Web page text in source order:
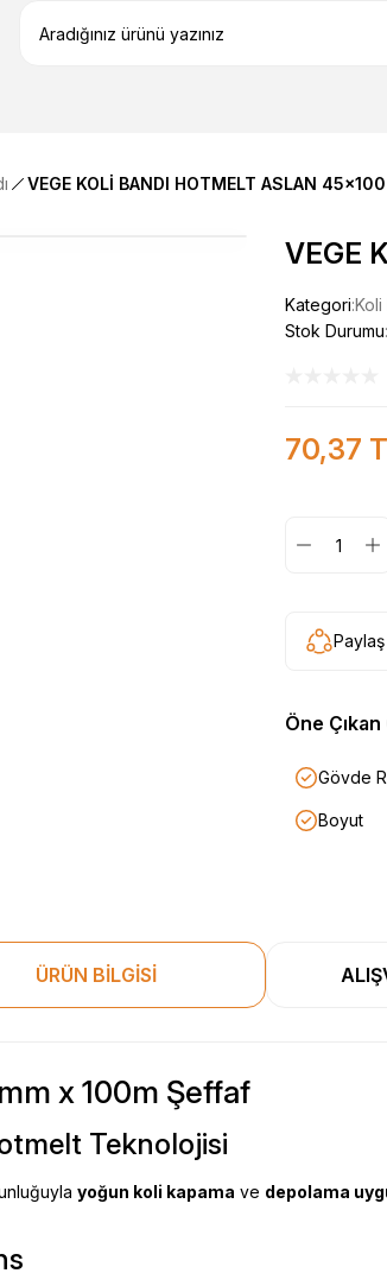
VEGE KOLİ BANDI HOTMELT ASLAN 45x100
VEGE
Kategori Koli
Stok Durumu
70,37
Paylaş
Öne
Gövde
Boyut
ÜRÜN BİLGİSİ
x 100m Şeffaf
Teknolojisi
yoğun koli kapama ve depolama